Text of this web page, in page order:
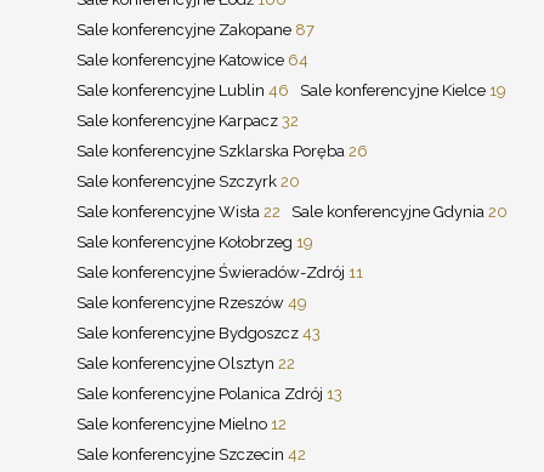
Sale konferencyjne Zakopane 87
Sale konferencyjne Katowice 64
Sale konferencyjne Lublin 46 Sale konferencyjne Kielce 19
Sale konferencyjne Karpacz 32
Sale konferencyjne Szklarska Poręba 26
Sale konferencyjne Szczyrk 20
Sale konferencyjne Wisła 22 Sale konferencyjne Gdynia 20
Sale konferencyjne Kołobrzeg 19
Sale konferencyjne Świeradów-Zdrój 11
Sale konferencyjne Rzeszów 49
Sale konferencyjne Bydgoszcz 43
Sale konferencyjne Olsztyn 22
Sale konferencyjne Polanica Zdrój 13
Sale konferencyjne Mielno 12
Sale konferencyjne Szczecin 42